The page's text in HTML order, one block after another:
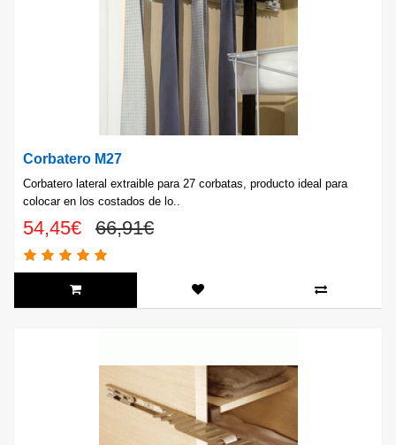
Corbatero M27
Corbatero lateral extraible para 27 corbatas, producto ideal para
colocar en los costados de lo..
54,45€ 66,91€